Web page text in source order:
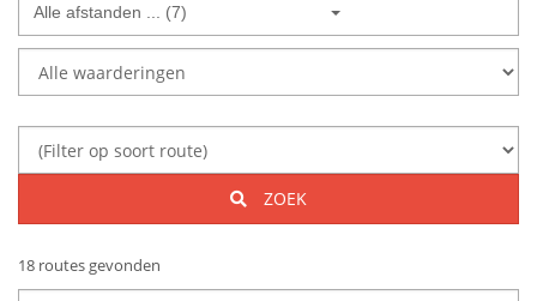
Alle afstanden ... (7)
ZOEK
18 routes gevonden